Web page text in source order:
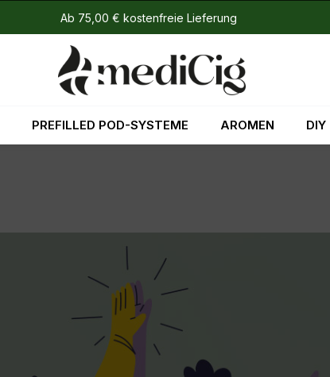
Ab 75,00 € kostenfreie Lieferung
PREFILLED POD-SYSTEME AROMEN DIY